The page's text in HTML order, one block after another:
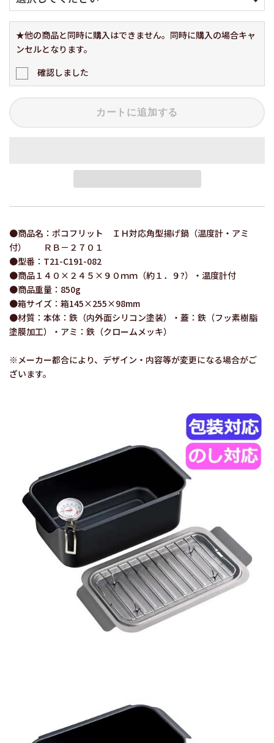
★他の商品と同時に購入はできません。同時に購入の場合キャ
ンセルとなります。
確認しました
カートに追加する
●商品名：ポコフリット ＩＨ対応角型揚げ鍋（温度計・アミ
付） ＲＢ－２７０１
●型番：T21-C191-082
●商品１４０×２４５×９０ｍｍ（約１．９?）・温度計付
●商品重量：850g
●箱サイズ：箱145×255×98mm
●材質：本体：鉄（内外面シリコン塗装）・蓋：鉄（フッ素樹脂
塗膜加工）・アミ：鉄（クロームメッキ）
※メーカー都合により、デザイン・内容等が変更になる場合がご
ざいます。